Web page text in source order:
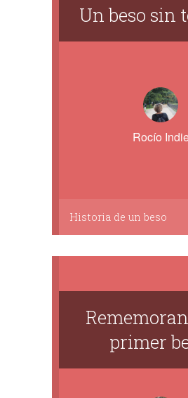
Un beso sin
Rocío
Historia de un beso
primer